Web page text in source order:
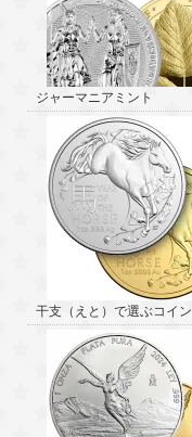
ジャーマニアミント
干支（えと）で選ぶコイン